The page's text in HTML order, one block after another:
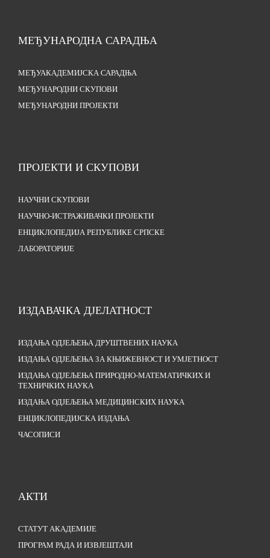
МЕЂУНАРОДНА САРАДЊА
МЕЂУАКАДЕМИЈСКА САРАДЊА
МЕЂУНАРОДНИ СКУПОВИ
МЕЂУНАРОДНИ ПРОЈЕКТИ
ПРОЈЕКТИ И СКУПОВИ
НАУЧНИ СКУПОВИ
НАУЧНО-ИСТРАЖИВАЧКИ ПРОЈЕКТИ
ЕНЦИКЛОПЕДИЈА РЕПУБЛИКЕ СРПСКЕ
ЛАБОРАТОРИЈЕ
ИЗДАВАЧКА ДЈЕЛАТНОСТ
ИЗДАЊА ОДЈЕЉЕЊА ДРУШТВЕНИХ НАУКА
ИЗДАЊА ОДЈЕЉЕЊА ЗА КЊИЖЕВНОСТ И УМЈЕТНОСТ
ИЗДАЊА ОДЈЕЉЕЊА ПРИРОДНО-МАТЕМАТИЧКИХ И
ТЕХНИЧКИХ НАУКА
ИЗДАЊА ОДЈЕЉЕЊА МЕДИЦИНСКИХ НАУКА
ЕНЦИКЛОПЕДИЈСКА ИЗДАЊА
ЧАСОПИСИ
АКТИ
СТАТУТ АКАДЕМИЈЕ
ПРОГРАМ РАДА И ИЗВЈЕШТАЈИ